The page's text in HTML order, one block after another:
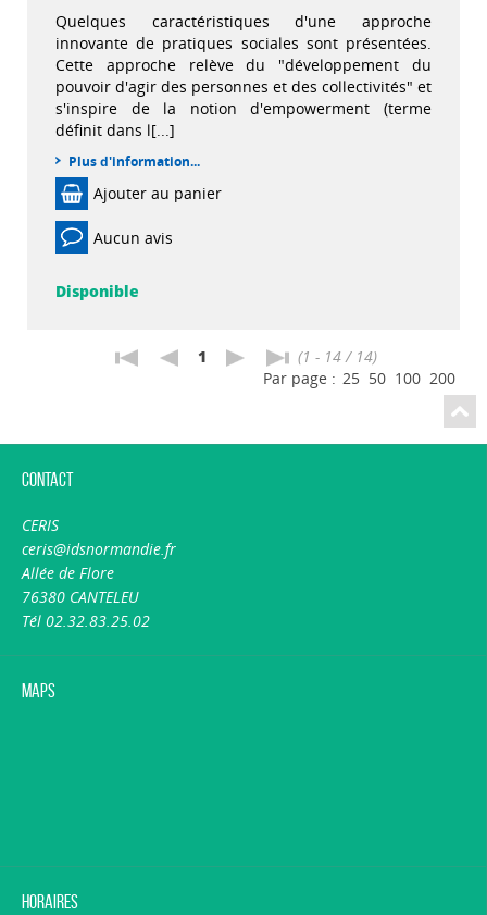
Quelques caractéristiques d'une approche
innovante de pratiques sociales sont présentées.
Cette approche relève du "développement du
pouvoir d'agir des personnes et des collectivités" et
s'inspire de la notion d'empowerment (terme
définit dans l[...]
Plus d'information...
Ajouter au panier
Aucun avis
Disponible
1
(1 - 14 / 14)
Par page : 25 50 100 200
Contact
CERIS
ceris@idsnormandie.fr
Allée de Flore
76380 CANTELEU
Tél 02.32.83.25.02
Maps
Horaires